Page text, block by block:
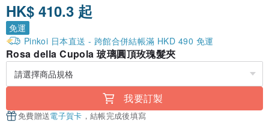
HK$ 410.3 起
免運
Pinkoi 日本直送 - 跨館合併結帳滿 HKD 490 免運
Rosa della Cupola 玻璃圓頂玫瑰髮夾
我要訂製
免費贈送電子賀卡 ，結帳完成後填寫